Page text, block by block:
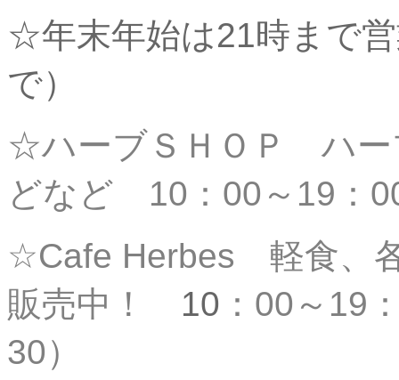
☆年末年始は21時まで
で）
☆ハーブＳＨＯＰ ハー
どなど 10：00～19 ：
☆Cafe Herbes 軽食、
販売中！
10 ：00～19
30）